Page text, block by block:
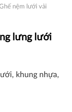
nệm lưới vải
lưng lưới
khung nhựa,